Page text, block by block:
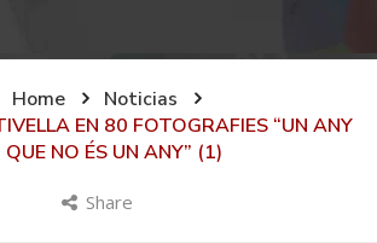
Home
Noticias
EN 80 FOTOGRAFIES “UN ANY
QUE NO ÉS UN ANY” (1)
Share